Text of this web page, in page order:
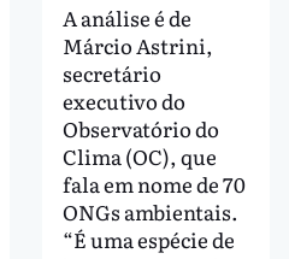
A análise é de
Márcio Astrini,
secretário
executivo do
Observatório do
Clima (OC), que
fala em nome de 70
ONGs ambientais.
“É uma espécie de